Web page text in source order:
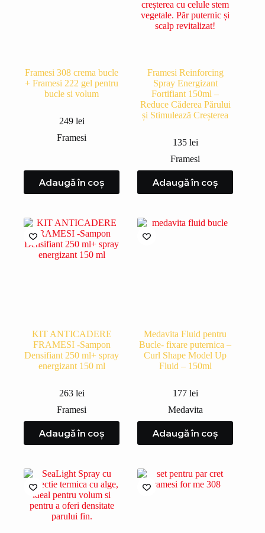
Framesi 308 crema bucle
+ Framesi 222 gel pentru
bucle si volum
249 lei
Framesi
Adaugă în coș
Framesi Reinforcing
Spray Energizant
Fortifiant 150ml –
Reduce Căderea Părului
și Stimulează Creșterea
135 lei
Framesi
Adaugă în coș
KIT ANTICADERE
FRAMESI -Sampon
Densifiant 250 ml+ spray
energizant 150 ml
263 lei
Framesi
Adaugă în coș
Medavita Fluid pentru
Bucle- fixare puternica –
Curl Shape Model Up
Fluid – 150ml
177 lei
Medavita
Adaugă în coș